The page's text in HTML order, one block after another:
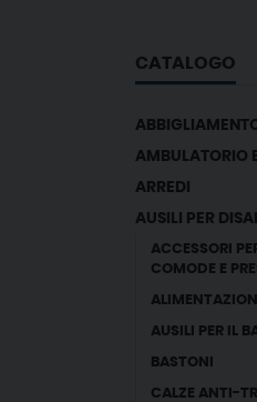
CATALOGO
AMBULATORIO
ARREDI
AUSILI PER
ACCESSORI
COMODE E
AUSILI PER IL
BASTONI
CALZE ANTI-